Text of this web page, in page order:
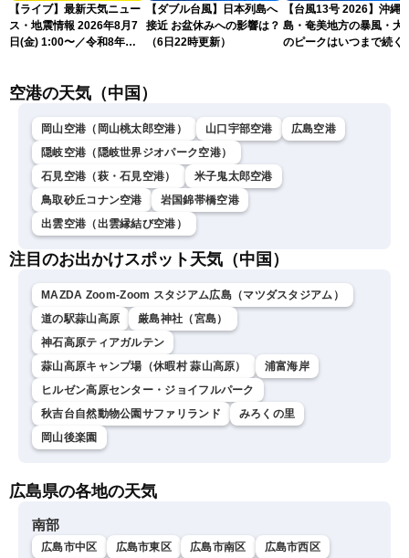
【ライブ】最新天気ニュー
ス・地震情報 2026年8月7
日(金) 1:00〜／令和8年熊
スLiVE〉
【ダブル台風】日本列島へ
接近 お盆休みへの影響は？
（6日22時更新）
【台風13号 2026】沖縄
島・奄美地方の暴風・大
のピークはいつまで続く
空港の天気（中国）
岡山空港（岡山桃太郎空港） 山口宇部空港
広島空港
隠岐空港（隠岐世界ジオパーク空港）
石見空港（萩・石見空港）
米子鬼太郎空港
鳥取砂丘コナン空港
岩国錦帯橋空港
出雲空港（出雲縁結び空港）
注目のお出かけスポット天気（中国）
MAZDA Zoom-Zoom スタジアム広島（マツダスタジアム）
道の駅蒜山高原
厳島神社（宮島）
神石高原ティアガルテン
蒜山高原キャンプ場（休暇村 蒜山高原）
浦富海岸
ヒルゼン高原センター・ジョイフルパーク
秋吉台自然動物公園サファリランド
みろくの里
岡山後楽園
広島県の各地の天気
南部
広島市中区 広島市東区 広島市南区 広島市西区